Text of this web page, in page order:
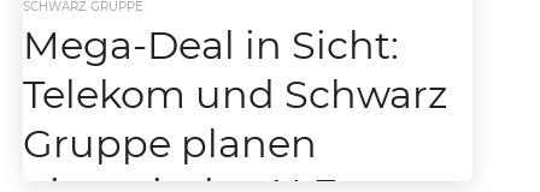
SCHWARZ GRUPPE
Mega-Deal in Sicht:
Telekom und Schwarz
Gruppe planen